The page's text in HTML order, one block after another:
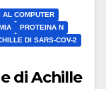
AL COMPUTER
PROTEINA N
DI SARS-COV-2
di Achille